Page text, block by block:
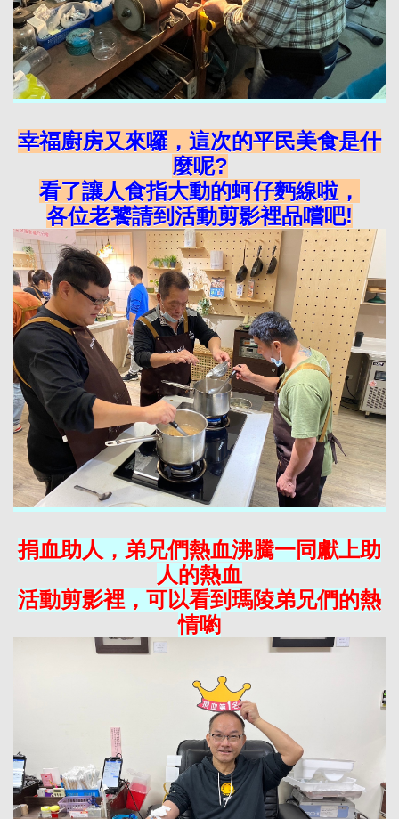
幸福廚房又來囉，這次的平民美食是什
麼呢?
看了讓人食指大動的蚵仔麪線啦，
各位老饕請到活動剪影裡品嚐吧!
捐血助人，弟兄們熱血沸騰一同獻上助
人的熱血
活動剪影裡，可以看到瑪陵弟兄們的熱
情喲